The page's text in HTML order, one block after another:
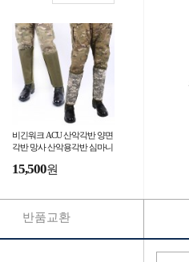
비긴워크 ACU 산악각반 양면
각반 망사 산악용각반 심마니
패츠
15,500원
반품교환